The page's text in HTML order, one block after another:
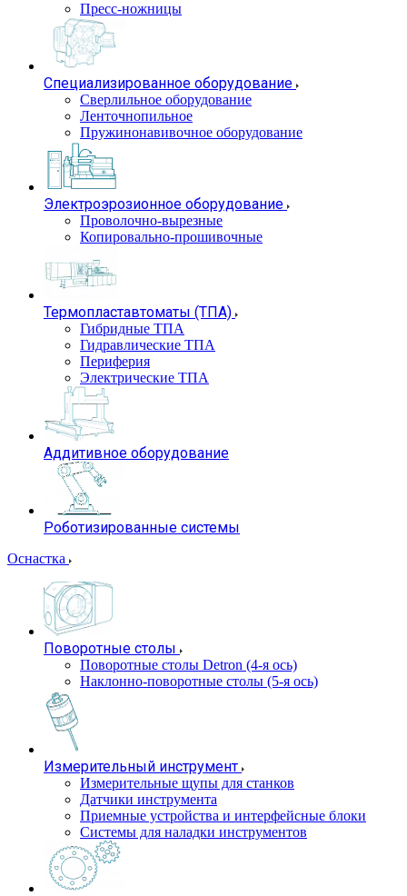
Пресс-ножницы
Специализированное оборудование
Сверлильное оборудование
Ленточнопильное
Пружинонавивочное оборудование
Электроэрозионное оборудование
Проволочно-вырезные
Копировально-прошивочные
Термопластавтоматы (ТПА)
Гибридные ТПА
Гидравлические ТПА
Периферия
Электрические ТПА
Аддитивное оборудование
Роботизированные системы
Оснастка
Поворотные столы
Поворотные столы Detron (4-я ось)
Наклонно-поворотные столы (5-я ось)
Измерительный инструмент
Измерительные щупы для станков
Датчики инструмента
Приемные устройства и интерфейсные блоки
Системы для наладки инструментов